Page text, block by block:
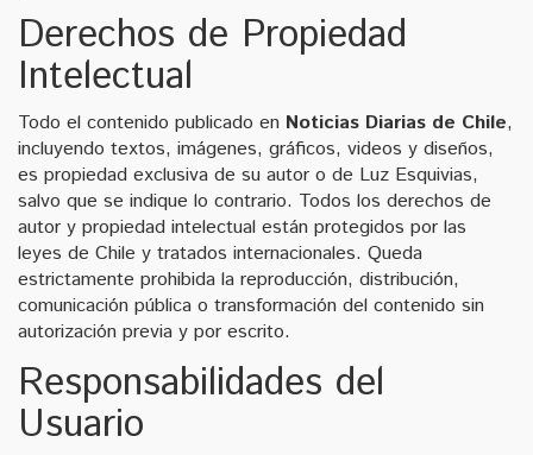
Derechos de Propiedad
Intelectual
Todo el contenido publicado en Noticias Diarias de Chile,
incluyendo textos, imágenes, gráficos, videos y diseños,
es propiedad exclusiva de su autor o de Luz Esquivias,
salvo que se indique lo contrario. Todos los derechos de
autor y propiedad intelectual están protegidos por las
leyes de Chile y tratados internacionales. Queda
estrictamente prohibida la reproducción, distribución,
comunicación pública o transformación del contenido sin
autorización previa y por escrito.
Responsabilidades del
Usuario